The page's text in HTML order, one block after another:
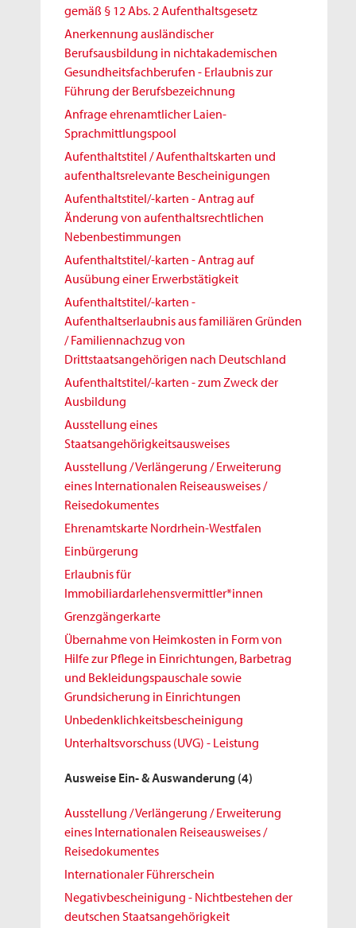
gemäß § 12 Abs. 2 Aufenthaltsgesetz
Anerkennung ausländischer
Berufsausbildung in nichtakademischen
Gesundheitsfachberufen - Erlaubnis zur
Führung der Berufsbezeichnung
Anfrage ehrenamtlicher Laien-
Sprachmittlungspool
Aufenthaltstitel / Aufenthaltskarten und
aufenthaltsrelevante Bescheinigungen
Aufenthaltstitel/-karten - Antrag auf
Änderung von aufenthaltsrechtlichen
Nebenbestimmungen
Aufenthaltstitel/-karten - Antrag auf
Ausübung einer Erwerbstätigkeit
Aufenthaltstitel/-karten -
Aufenthaltserlaubnis aus familiären Gründen
/ Familiennachzug von
Drittstaatsangehörigen nach Deutschland
Aufenthaltstitel/-karten - zum Zweck der
Ausbildung
Ausstellung eines
Staatsangehörigkeitsausweises
Ausstellung / Verlängerung / Erweiterung
eines Internationalen Reiseausweises /
Reisedokumentes
Ehrenamtskarte Nordrhein-Westfalen
Einbürgerung
Erlaubnis für
Immobiliardarlehensvermittler*innen
Grenzgängerkarte
Übernahme von Heimkosten in Form von
Hilfe zur Pflege in Einrichtungen, Barbetrag
und Bekleidungspauschale sowie
Grundsicherung in Einrichtungen
Unbedenklichkeitsbescheinigung
Unterhaltsvorschuss (UVG) - Leistung
Ausweise Ein- & Auswanderung (4)
Ausstellung / Verlängerung / Erweiterung
eines Internationalen Reiseausweises /
Reisedokumentes
Internationaler Führerschein
Negativbescheinigung - Nichtbestehen der
deutschen Staatsangehörigkeit